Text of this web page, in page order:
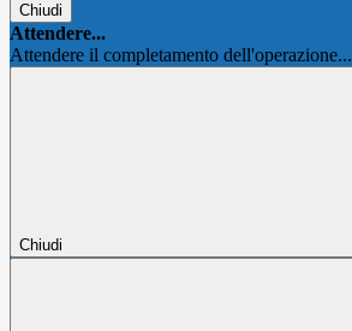
Chiudi
Attendere...
Attendere il completamento dell'operazione...
Chiudi